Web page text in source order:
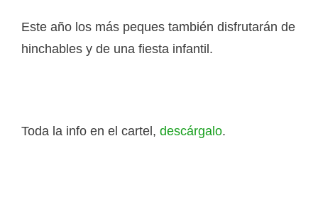
Este año los más peques también disfrutarán de
hinchables y de una fiesta infantil.
Toda la info en el cartel, descárgalo.